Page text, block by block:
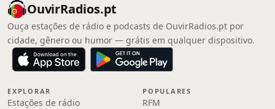
OuvirRadios.pt
Ouça estações de rádio e podcasts de OuvirRadios.pt por
cidade, gênero ou humor — grátis em qualquer dispositivo.
EXPLORAR
Estações de rádio
POPULARES
RFM